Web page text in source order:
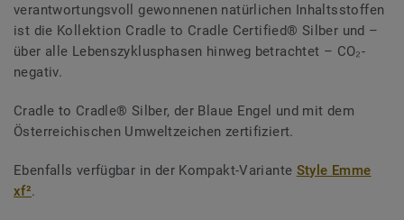
verantwortungsvoll gewonnenen natürlichen Inhaltsstoffen
ist die Kollektion Cradle to Cradle Certified® Silber und –
über alle Lebenszyklusphasen hinweg betrachtet – CO₂-
negativ.
Cradle to Cradle® Silber, der Blaue Engel und mit dem
Österreichischen Umweltzeichen zertifiziert.
Ebenfalls verfügbar in der Kompakt-Variante Style Emme
xf².